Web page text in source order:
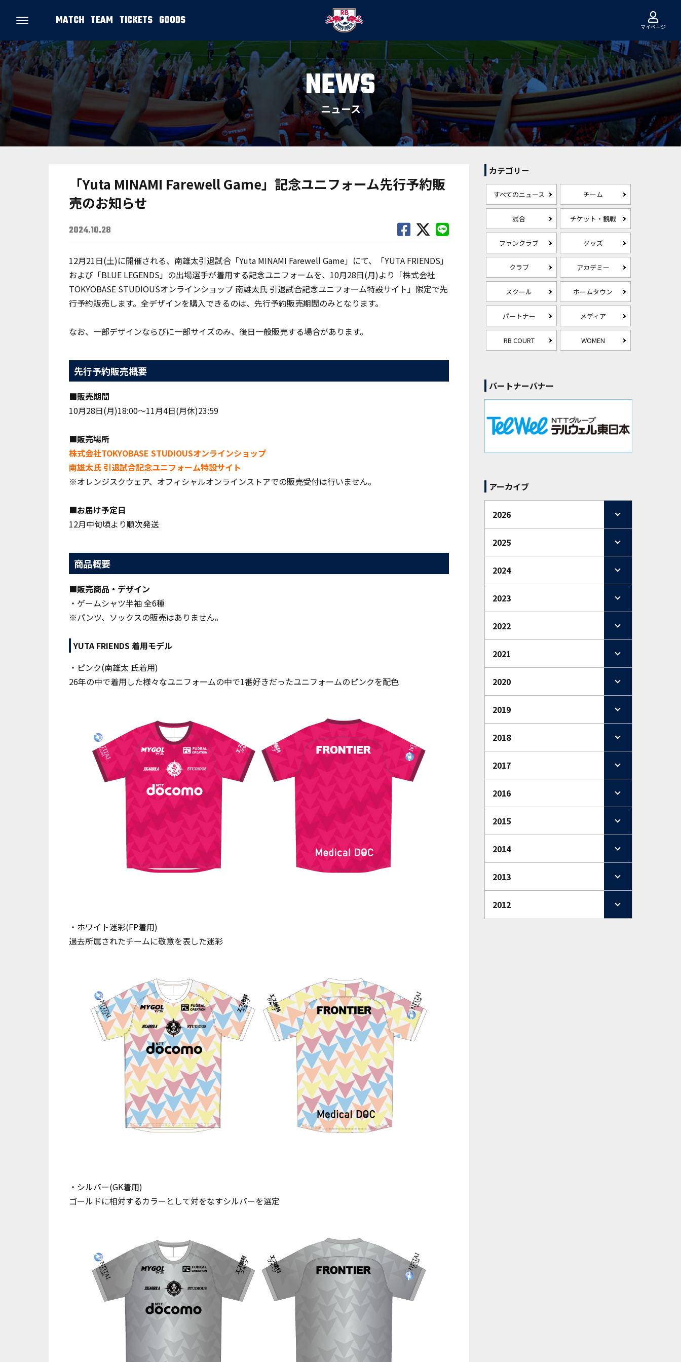
MATCH TEAM TICKETS GOODS マイページ
NEWS
ニュース
「Yuta MINAMI Farewell Game」記念ユニフォーム先行予約販
売のお知らせ
2024.10.28
12月21日(土)に開催される、南雄太引退試合「Yuta MINAMI Farewell Game」にて、「YUTA FRIENDS」
および「BLUE LEGENDS」の出場選手が着用する記念ユニフォームを、10月28日(月)より「株式会社
TOKYOBASE STUDIOUSオンラインショップ 南雄太氏 引退試合記念ユニフォーム特設サイト」限定で先
行予約販売します。全デザインを購入できるのは、先行予約販売期間のみとなります。
なお、一部デザインならびに一部サイズのみ、後日一般販売する場合があります。
先行予約販売概要
■販売期間
10月28日(月)18:00〜11月4日(月休)23:59
■販売場所
株式会社TOKYOBASE STUDIOUSオンラインショップ
南雄太氏 引退試合記念ユニフォーム特設サイト
※オレンジスクウェア、オフィシャルオンラインストアでの販売受付は行いません。
■お届け予定日
12月中旬頃より順次発送
商品概要
■販売商品・デザイン
・ゲームシャツ半袖 全6種
※パンツ、ソックスの販売はありません。
YUTA FRIENDS 着用モデル
・ピンク(南雄太 氏着用)
26年の中で着用した様々なユニフォームの中で1番好きだったユニフォームのピンクを配色
・ホワイト迷彩(FP着用)
過去所属されたチームに敬意を表した迷彩
・シルバー(GK着用)
ゴールドに相対するカラーとして対をなすシルバーを選定
カテゴリー
すべてのニュース チーム
試合 チケット・観戦
ファンクラブ グッズ
クラブ アカデミー
スクール ホームタウン
パートナー メディア
RB COURT WOMEN
パートナーバナー
アーカイブ
2026
2025
2024
2023
2022
2021
2020
2019
2018
2017
2016
2015
2014
2013
2012